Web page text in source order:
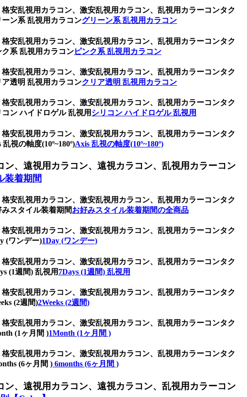
安乱視用カラコン、激安乱視用カラコン、乱視用カラーコンタク
ン系 乱視用カラコングリーン系 乱視用カラコン
安乱視用カラコン、激安乱視用カラコン、乱視用カラーコンタク
系 乱視用カラコンピンク系 乱視用カラコン
安乱視用カラコン、激安乱視用カラコン、乱視用カラーコンタク
透明 乱視用カラコンクリア透明 乱視用カラコン
安乱視用カラコン、激安乱視用カラコン、乱視用カラーコンタク
ン ハイドロゲル 乱視用 シリコン ハイドロゲル 乱視用
安乱視用カラコン、激安乱視用カラコン、乱視用カラーコンタク
視の軸度(10º~180º)Axis 乱視の軸度(10º~180º)
、遠視用カラコン、遠視カラコン、乱視用カラーコン
装着期間
安乱視用カラコン、激安乱視用カラコン、乱視用カラーコンタク
スタイル装着期間お好みスタイル装着期間の全商品
安乱視用カラコン、激安乱視用カラコン、乱視用カラーコンタク
(ワンデー)1Day (ワンデー)
安乱視用カラコン、激安乱視用カラコン、乱視用カラーコンタク
(1週間) 乱視用 7Days (1週間) 乱視用
安乱視用カラコン、激安乱視用カラコン、乱視用カラーコンタク
(2週間)2Weeks (2週間)
安乱視用カラコン、激安乱視用カラコン、乱視用カラーコンタク
(1ヶ月間 )1Month (1ヶ月間 )
安乱視用カラコン、激安乱視用カラコン、乱視用カラーコンタク
(6ヶ月間 ) 6months (6ヶ月間 )
、遠視用カラコン、遠視カラコン、乱視用カラーコン